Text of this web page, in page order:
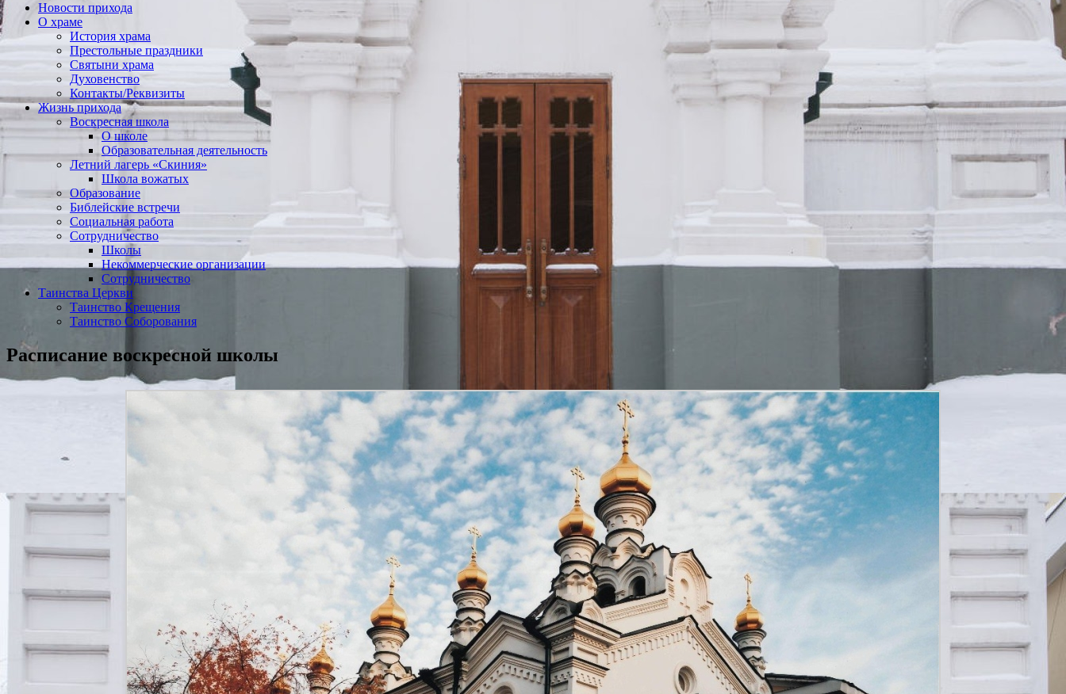
Новости прихода
О храме
История храма
Престольные праздники
Святыни храма
Духовенство
Контакты/Реквизиты
Жизнь прихода
Воскресная школа
О школе
Образовательная деятельность
Летний лагерь «Скиния»
Школа вожатых
Образование
Библейские встречи
Социальная работа
Сотрудничество
Школы
Некоммерческие организации
Сотрудничество
Таинства Церкви
Таинство Крещения
Таинство Соборования
Расписание воскресной школы